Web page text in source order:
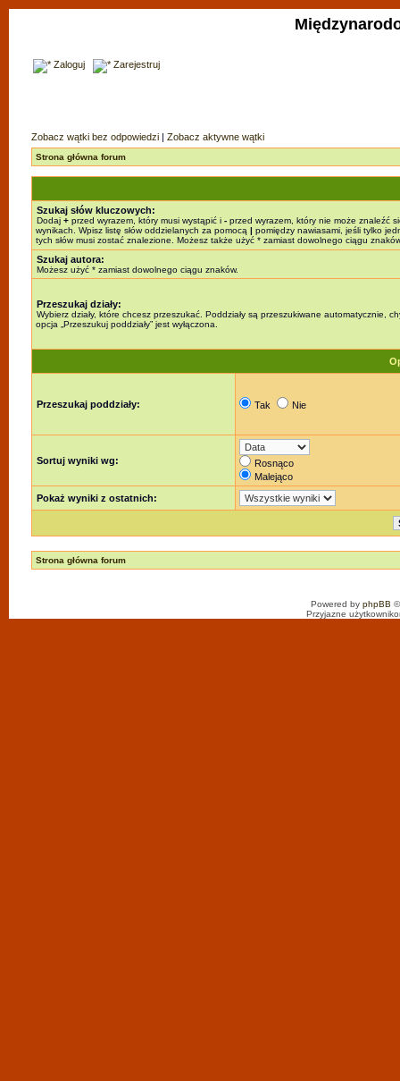
Zaloguj Zarejestruj
Zobacz wątki bez odpowiedzi | Zobacz aktywne wątki
Strona główna forum
Szukaj słów kluczowych:
Dodaj + przed wyrazem, który musi wystąpić i - przed wyrazem, który nie może znaleźć
wynikach. Wpisz listę słów oddzielanych za pomocą | pomiędzy nawiasami, jeśli tylko
tych słów musi zostać znalezione. Możesz także użyć * zamiast dowolnego ciągu
Szukaj autora:
Możesz użyć * zamiast dowolnego ciągu znaków.
Przeszukaj działy:
Wybierz działy, które chcesz przeszukać. Poddziały są przeszukiwane automatycznie,
opcja „Przeszukuj poddziały” jest wyłączona.
Przeszukaj poddziały: Tak Nie
Sortuj wyniki wg:
Rosnąco
Malejąco
Pokaż wyniki z ostatnich:
Strona główna forum
Powered by phpBB
Przyjazne